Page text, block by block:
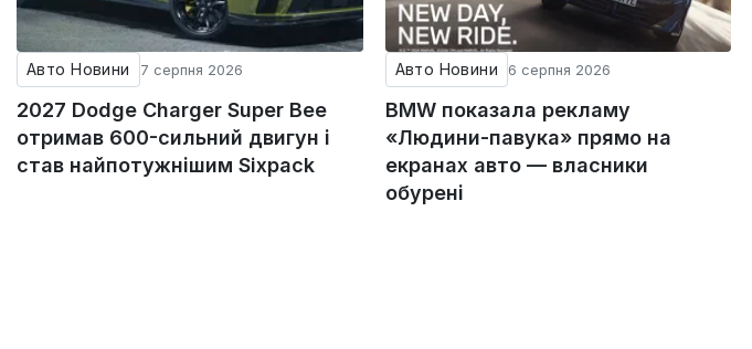
Авто Новини 7 серпня 2026
2027 Dodge Charger Super Bee
отримав 600-сильний двигун і
став найпотужнішим Sixpack
Авто Новини 6 серпня 2026
BMW показала рекламу
«Людини-павука» прямо на
екранах авто — власники
обурені